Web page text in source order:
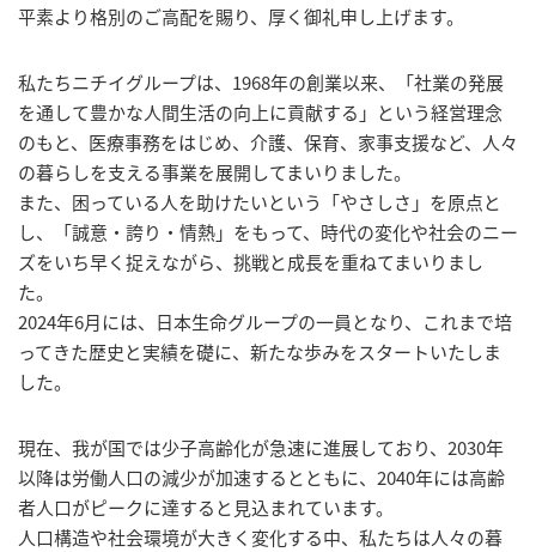
平素より格別のご高配を賜り、厚く御礼申し上げます。
私たちニチイグループは、1968年の創業以来、「社業の発展
を通して豊かな人間生活の向上に貢献する」という経営理念
のもと、医療事務をはじめ、介護、保育、家事支援など、人々
の暮らしを支える事業を展開してまいりました。
また、困っている人を助けたいという「やさしさ」を原点と
し、「誠意・誇り・情熱」をもって、時代の変化や社会のニー
ズをいち早く捉えながら、挑戦と成長を重ねてまいりまし
た。
2024年6月には、日本生命グループの一員となり、これまで培
ってきた歴史と実績を礎に、新たな歩みをスタートいたしま
した。
現在、我が国では少子高齢化が急速に進展しており、2030年
以降は労働人口の減少が加速するとともに、2040年には高齢
者人口がピークに達すると見込まれています。
人口構造や社会環境が大きく変化する中、私たちは人々の暮